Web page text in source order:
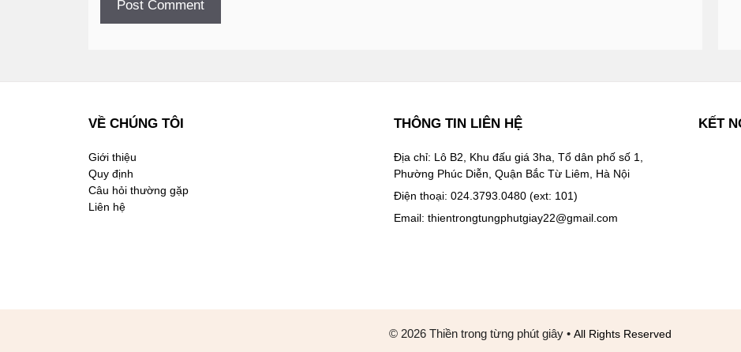
VỀ CHÚNG TÔI
Giới thiệu
Quy định
Câu hỏi thường gặp
Liên hệ
THÔNG TIN LIÊN HỆ
Địa chỉ: Lô B2, Khu đấu giá 3ha, Tổ dân phố số 1,
Phường Phúc Diễn, Quận Bắc Từ Liêm, Hà Nội
Điện thoại: 024.3793.0480 (ext: 101)
Email: thientrongtungphutgiay22@gmail.com
KẾT
© 2026 Thiền trong từng phút giây • All Rights Reserved